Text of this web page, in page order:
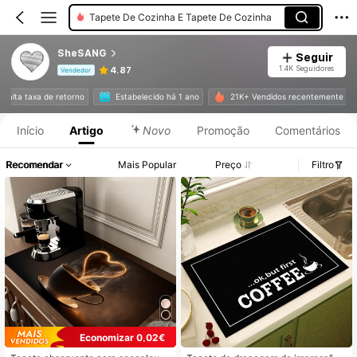
Tapete De Cozinha E Tapete De Cozinha
SheSANG
Vendedor 4.87
Seguir
1.4K Seguidores
alta taxa de retorno Estabelecido há 1 ano 21K+ Vendidos recentemente
Informações do Produto: Divulgação de Preço, Vendas e Detalhes de Stock.
Início Artigo Novo Promoção Comentários
Recomendar Mais Popular Preço Filtro
Economizar 0,02€